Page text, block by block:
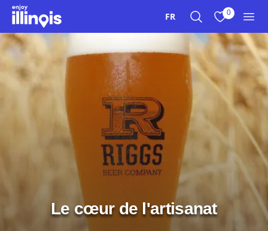
Aller au contenu principal
FR 0
Le cœur de l'artisanat